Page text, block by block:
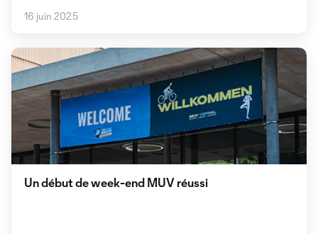
16 juin 2025
Un début de week-end MUV réussi